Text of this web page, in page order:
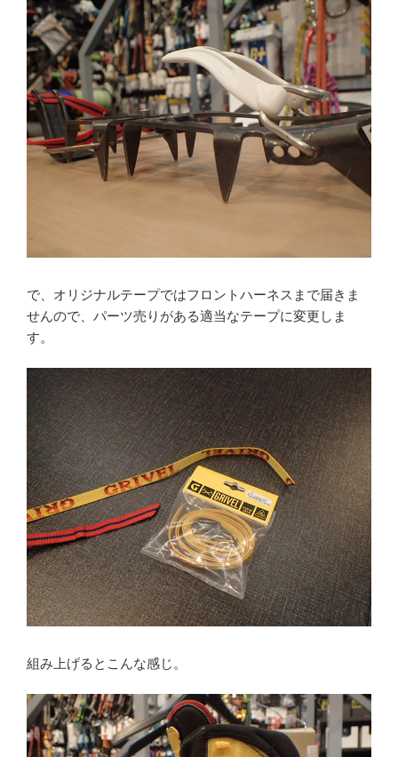
で、オリジナルテープではフロントハーネスまで届きま
せんので、パーツ売りがある適当なテープに変更しま
す。
組み上げるとこんな感じ。